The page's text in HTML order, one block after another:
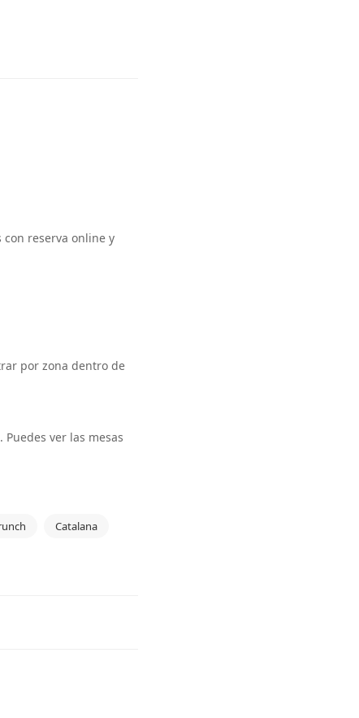
reserva online y
por zona dentro de
ver las mesas
Catalana